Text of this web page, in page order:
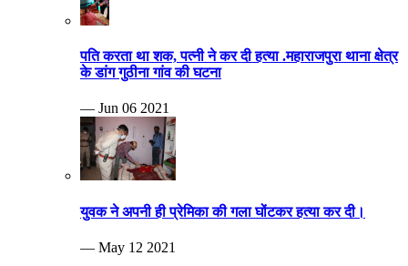
पति करता था शक, पत्नी ने कर दी हत्या .महाराजपुरा थाना क्षेत्र
के डांग गुठीना गांव की घटना
— Jun 06 2021
युवक ने अपनी ही प्रेमिका की गला घोंटकर हत्या कर दी।
— May 12 2021